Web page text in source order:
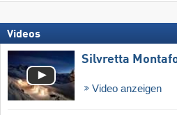
Videos
Silvretta
Video anzeigen